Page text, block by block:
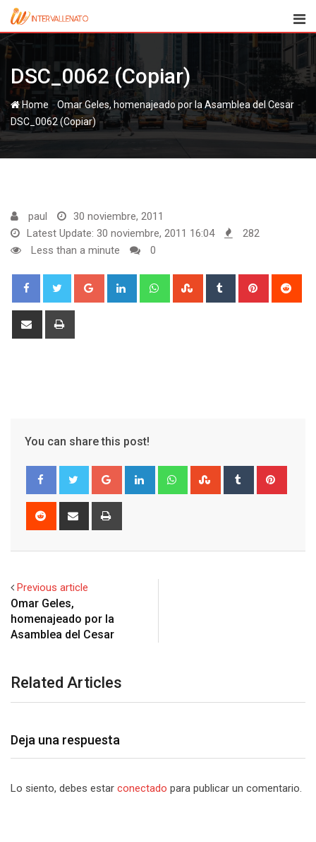
Skip
content
DSC_0062 (Copiar)
Home - -
DSC_0062 (Copiar)
paul
30 noviembre, 2011
Latest Update: 30 noviembre, 2011 16:04
282
Less than a minute
0
Google+ LinkedIn WhatsappStumbleUpon
Tumblr Pinterest
Share
You can share this post!
Google+ LinkedIn WhatsappStumbleUpon
Tumblr
Reddit
Share
Previous article
Omar Geles,
homenajeado por la
Related Articles
Deja una respuesta
Lo siento, debes estar conectado para publicar un comentario.